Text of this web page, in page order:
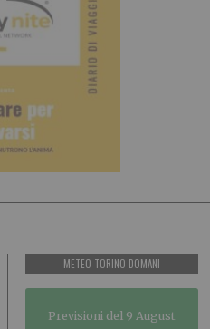
METEO TORINO DOMANI
Previsioni del 9 August